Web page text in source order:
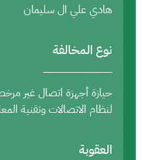
هادي علي ال سليمان
نوع المخالفة
حيازة أجهزة اتصال غير
لنظام الاتصالات وتقنية
العقوبة